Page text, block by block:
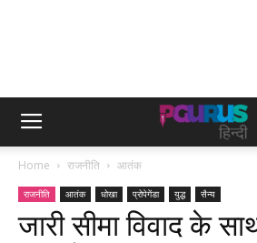
Home राजनीति आतंक
राजनीति आतंक धोखा प्रोपेगेंडा युद्ध सैन्य
जारी सीमा विवाद के